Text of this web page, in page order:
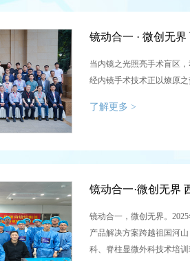
镜动合一 · 微创无
当内镜之光照亮手术盲区
经内镜手术技术正以燎原
了解更多 >
镜动合一·微创无界
镜动合一，微创无界。
产品解决方案跨越祖国河
科、脊柱显微外科技术培